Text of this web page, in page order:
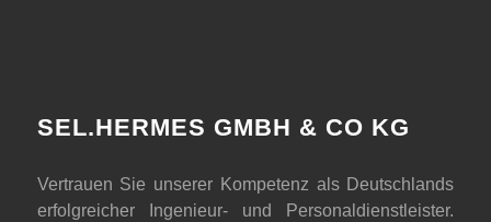
SEL.HERMES GMBH & CO KG
Vertrauen Sie unserer Kompetenz als Deutschlands
erfolgreicher Ingenieur- und Personaldienstleister.